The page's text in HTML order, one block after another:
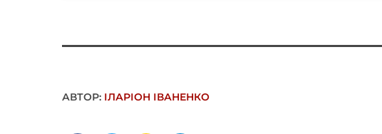
АВТОР: ІЛАРІОН ІВАНЕНКО